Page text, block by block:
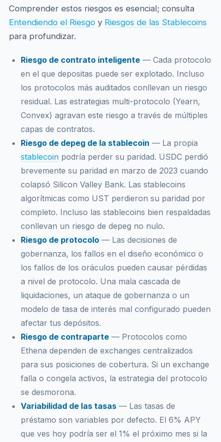
Comprender estos riesgos es esencial; consulta
Entendiendo el Riesgoy Riesgos de las Stablecoins
para profundizar.
Riesgo de contrato inteligente— Cada protocolo
en el que depositas puede ser explotado. Incluso
los protocolos más auditados conllevan un riesgo
residual. Las estrategias multi-protocolo (Yearn,
Convex) agravan este riesgo a través de múltiples
capas de contratos.
Riesgo de depeg de la stablecoin — La propia
stablecoinpodría perder su paridad. USDC perdió
brevemente su paridad en marzo de 2023 cuando
colapsó Silicon Valley Bank. Las stablecoins
algorítmicas como UST perdieron su paridad por
completo. Incluso las stablecoins bien respaldadas
conllevan un riesgo de depeg no nulo.
Riesgo de protocolo— Las decisiones de
gobernanza, los fallos en el diseño económico o
los fallos de los oráculos pueden causar pérdidas
a nivel de protocolo. Una mala cascada de
liquidaciones, un ataque de gobernanza o un
modelo de tasa de interés mal configurado pueden
afectar tus depósitos.
Riesgo de contraparte— Protocolos como
Ethena dependen de exchanges centralizados
para sus posiciones de cobertura. Si un exchange
falla o congela activos, la estrategia del protocolo
se desmorona.
Variabilidad de las tasas— Las tasas de
préstamo son variables por defecto. El 6% APY
que ves hoy podría ser el 1% el próximo mes si la